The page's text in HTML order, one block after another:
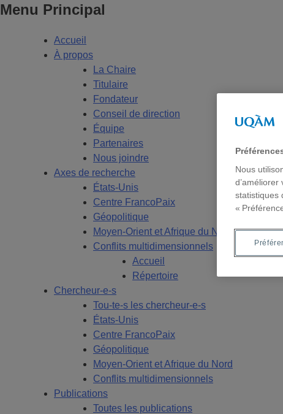
Menu Principal
Accueil
À propos
La Chaire
Titulaire
Fondateur
Conseil de direction
Équipe
Partenaires
Nous joindre
Axes de recherche
États-Unis
Centre FrancoPaix
Géopolitique
Moyen-Orient et Afrique du Nord
Conflits multidimensionnels
Accueil
Répertoire
Chercheur-e-s
Tou-te-s les chercheur-e-s
États-Unis
Centre FrancoPaix
Géopolitique
Moyen-Orient et Afrique du Nord
Conflits multidimensionnels
Publications
Toutes les publications
Nous
statistiques
«